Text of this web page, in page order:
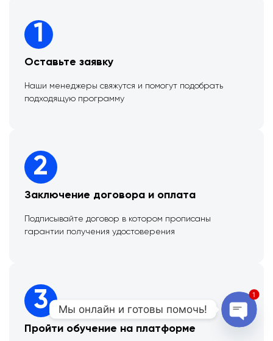
1
Оставьте заявку
Наши менеджеры свяжутся и помогут подобрать
подходящую программу
2
Заключение договора и оплата
Подписывайте договор в котором прописаны
гарантии получения удостоверения
3
Пройти обучение на платформе
Мы онлайн и готовы помочь!
1